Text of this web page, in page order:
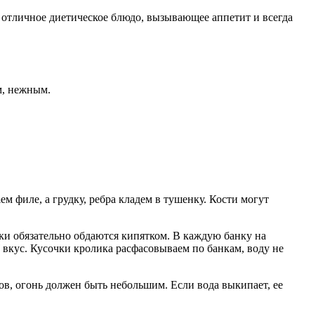
диетическое блюдо, вызывающее аппетит и всегда
нежным.
филе, а грудку, ребра кладем в тушенку. Кости могут
обязательно обдаются кипятком. В каждую банку на
Кусочки кролика расфасовываем по банкам, воду не
огонь должен быть небольшим. Если вода выкипает, ее